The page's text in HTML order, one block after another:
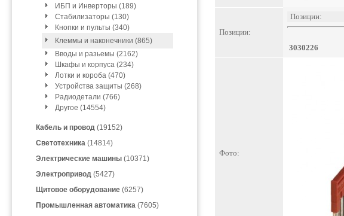
ИБП и Инверторы (189)
Стабилизаторы (130)
Кнопки и пульты (340)
Клеммы и наконечники (865)
Вводы и разьемы (2162)
Шкафы и корпуса (234)
Лотки и короба (470)
Устройства защиты (268)
Радиодетали (766)
Другое (14554)
Кабель и провод (19152)
Светотехника (14814)
Электрические машины (10371)
Электропривод (5427)
Щитовое оборудование (6257)
Промышленная автоматика (7605)
Позиции:
Позиции:
3030226
Фото: